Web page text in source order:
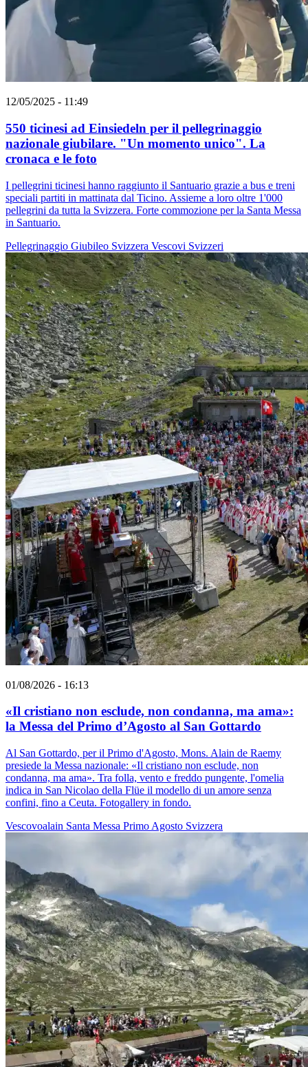
12/05/2025 - 11:49
550 ticinesi ad Einsiedeln per il pellegrinaggio
nazionale giubilare. "Un momento unico". La
cronaca e le foto
I pellegrini ticinesi hanno raggiunto il Santuario grazie a bus e treni
speciali partiti in mattinata dal Ticino. Assieme a loro oltre 1'000
pellegrini da tutta la Svizzera. Forte commozione per la Santa Messa
in Santuario.
Pellegrinaggio Giubileo Svizzera Vescovi Svizzeri
01/08/2026 - 16:13
«Il cristiano non esclude, non condanna, ma ama»:
la Messa del Primo d’Agosto al San Gottardo
Al San Gottardo, per il Primo d'Agosto, Mons. Alain de Raemy
presiede la Messa nazionale: «Il cristiano non esclude, non
condanna, ma ama». Tra folla, vento e freddo pungente, l'omelia
indica in San Nicolao della Flüe il modello di un amore senza
confini, fino a Ceuta. Fotogallery in fondo.
Vescovoalain Santa Messa Primo Agosto Svizzera